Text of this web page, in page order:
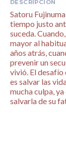
DESCRIPCIÓN
Satoru
tiempo justo
suceda.
mayor al
años atrás,
prevenir un
vivió. El desafío
es salvar las
mucha culpa,
salvarla de su